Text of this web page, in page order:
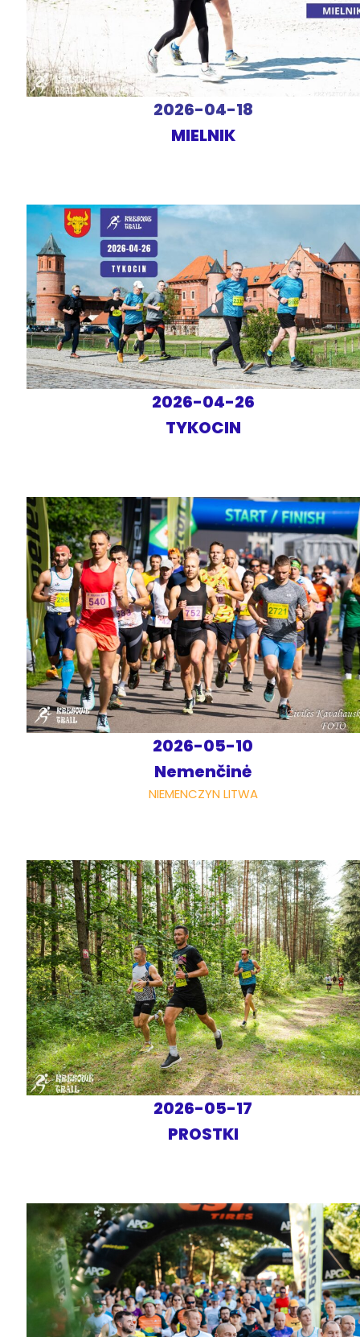
2026-04-18
MIELNIK
2026-04-26
TYKOCIN
2026-05-10
Nemenčinė
NIEMENCZYN LITWA
2026-05-17
PROSTKI